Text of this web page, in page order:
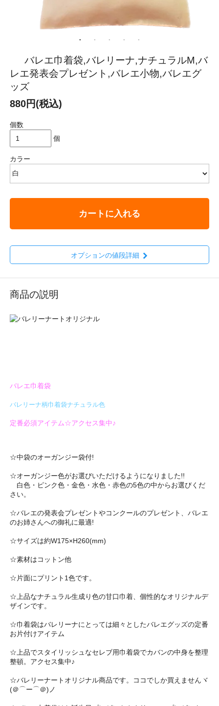
バレエ巾着袋,バレリーナ,ナチュラルM,バ
レエ発表会プレゼント,バレエ小物,バレエグ
ッズ
880円(税込)
個数
個
カラー
カートに入れる
オプションの値段詳細
商品の説明
バレエ巾着袋
バレリーナ柄巾着袋ナチュラル色
定番必須アイテム☆アクセス集中♪
☆中袋のオーガンジー袋付!
☆オーガンジー色がお選びいただけるようになりました!!
白色・ピンク色・金色・水色・赤色の5色の中からお選びくだ
さい。
☆バレエの発表会プレゼントやコンクールのプレゼント、バレエ
のお姉さんへの御礼に最適!
☆サイズは約W175×H260(mm)
☆素材はコットン他
☆片面にプリント1色です。
☆上品なナチュラル生成り色の甘口巾着、個性的なオリジナルデ
ザインです。
☆巾着袋はバレリーナにとっては細々としたバレエグッズの定番
お片付けアイテム
☆上品でスタイリッシュなセレブ用巾着袋でカバンの中身を整理
整頓。アクセス集中♪
☆バレリーナートオリジナル商品です。ココでしか買えませんヾ
(＠⌒ー⌒＠)ノ